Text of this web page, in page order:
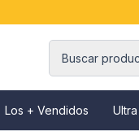
Los + Vendidos